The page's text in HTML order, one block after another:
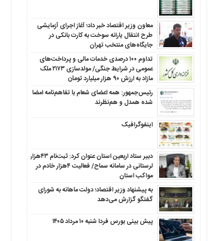
معاون وزیر اقتصاد خبر داد؛ آغاز اجرای آزمایشی
طرح انتقال یارانه سوخت به کارت بانکی در
جایگاه‌های منتخب تهران
تداوم ۱۰۰ درصدی خدمات مالی و پرداخت‌های
عمومی در شرایط جنگی/ مولدسازی ۲۱۷۳ ملک
مازاد به ارزش ۹۰ هزار میلیارد تومان
رئیس‌جمهور: همه اعضای شعام با تفاهم‌نامه امضا
شده همدل و هم‌نظرند
اینفوگرافیک
دبیر ستاد اربعین استان عنوان کرد: ثبت‌نام ۴۳هزار
لرستانی در سامانه سماح/ فعالیت ۴هزار خادم در
مواکب استان
به پیشنهاد وزیر اقتصاد؛ دولت ماهانه به شورای
گفتگو گزارش می‌دهد
پیش بینی بورس فردا شنبه ۱۰ مرداد ۱۴۰۵